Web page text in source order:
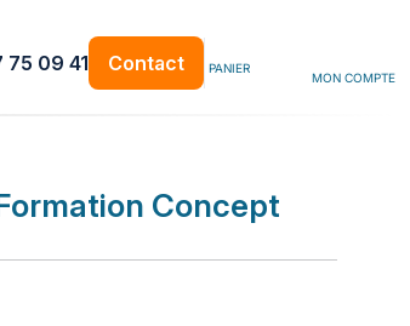
75 09 41 Contact PANIER
MON COMPTE
Concept